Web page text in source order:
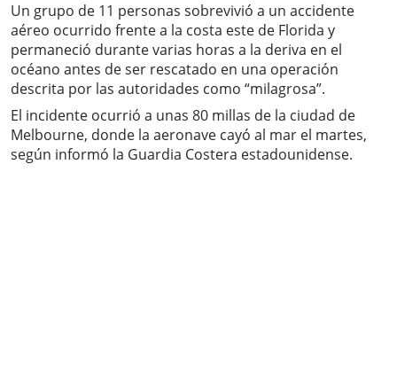
Un grupo de 11 personas sobrevivió a un accidente
aéreo ocurrido frente a la costa este de Florida y
permaneció durante varias horas a la deriva en el
océano antes de ser rescatado en una operación
descrita por las autoridades como “milagrosa”.
El incidente ocurrió a unas 80 millas de la ciudad de
Melbourne, donde la aeronave cayó al mar el martes,
según informó la Guardia Costera estadounidense.